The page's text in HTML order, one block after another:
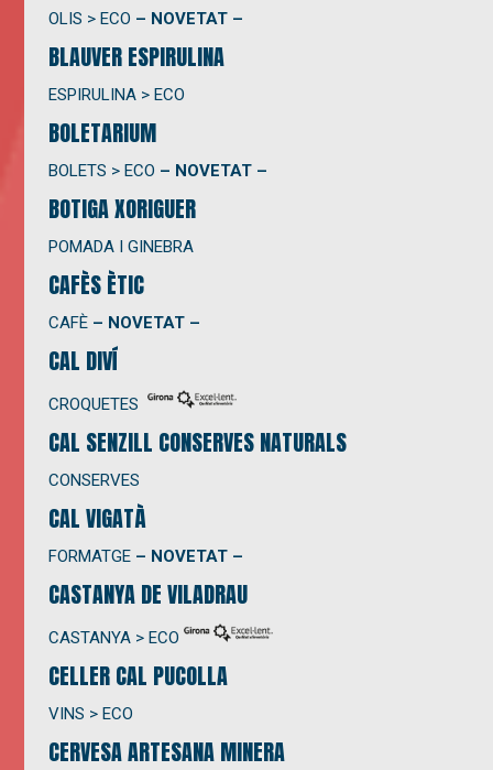
OLIS > ECO – NOVETAT –
BLAUVER ESPIRULINA
ESPIRULINA > ECO
BOLETARIUM
BOLETS > ECO – NOVETAT –
BOTIGA XORIGUER
POMADA I GINEBRA
CAFÈS ÈTIC
CAFÈ– NOVETAT –
CAL DIVÍ
CROQUETES
CAL SENZILL CONSERVES NATURALS
CONSERVES
CAL VIGATÀ
FORMATGE– NOVETAT –
CASTANYA DE VILADRAU
CASTANYA > ECO
CELLER CAL PUCOLLA
VINS > ECO
CERVESA ARTESANA MINERA